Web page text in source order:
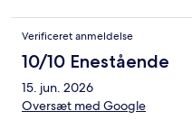
Verificeret anmeldelse
10/10 Enestående
15. jun. 2026
Oversæt med Google